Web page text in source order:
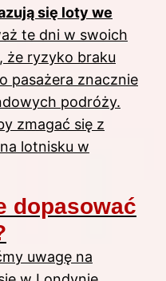
się loty we
te dni w swoich
że ryzyko braku
pasażera znacznie
podróży.
zmagać się z
lotnisku w
dopasować
uwagę na